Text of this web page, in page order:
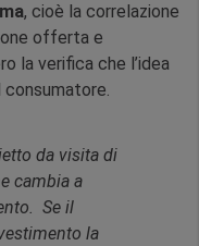
, cioè la correlazione
offerta e
la verifica che l’idea
consumatore.
da visita di
cambia a
Se il
la